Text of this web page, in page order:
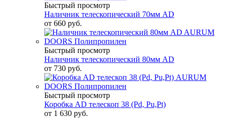
Быстрый просмотр
Наличник телескопический 70мм AD
от 660 руб.
Быстрый просмотр
Наличник телескопический 80мм AD
от 730 руб.
Быстрый просмотр
Коробка AD телескоп 38 (Pd, Pu,Pt)
от 1 630 руб.